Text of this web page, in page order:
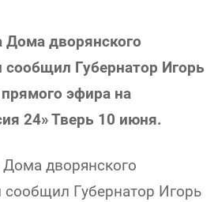
Дома дворянского
сообщил Губернатор Игорь
эфира на
24» Тверь 10 июня.
Дома дворянского
сообщил Губернатор Игорь